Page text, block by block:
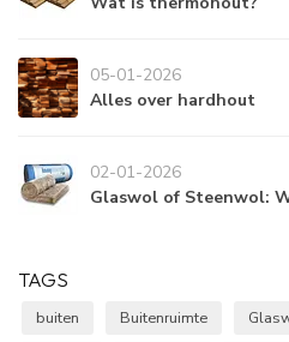
05-01-2026
Alles over hardhout
02-01-2026
Glaswol of Steenwol:
TAGS
buiten Buitenruimte